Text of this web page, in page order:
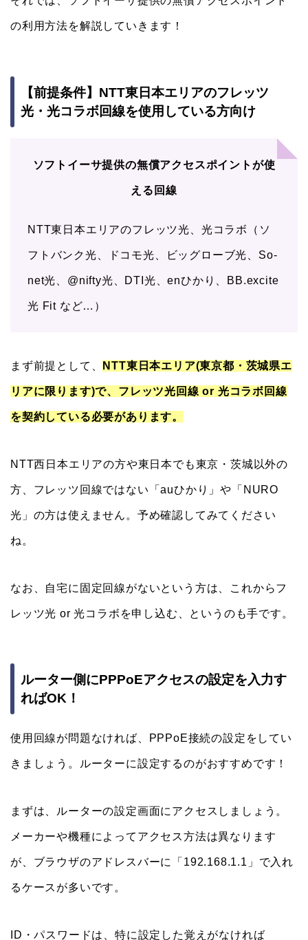
の利用方法を解説していきます！
【前提条件】NTT東日本エリアのフレッツ
光・光コラボ回線を使用している方向け
ソフトイーサ提供の無償アクセスポイントが使
える回線
NTT東日本エリアのフレッツ光、光コラボ（ソ
フトバンク光、ドコモ光、ビッグローブ光、So-
net光、@nifty光、DTI光、enひかり、BB.excite
光 Fit など…）
まず前提として、 NTT東日本エリア(東京都・茨城県エ
リアに限ります)で、フレッツ光回線 or 光コラボ回線
を契約している必要があります。
NTT西日本エリアの方や東日本でも東京・茨城以外の
方、フレッツ回線ではない「auひかり」や「NURO
光」の方は使えません。予め確認してみてください
ね。
なお、自宅に固定回線がないという方は、これからフ
レッツ光 or 光コラボを申し込む、というのも手です。
ルーター側にPPPoEアクセスの設定を入力す
ればOK！
使用回線が問題なければ、PPPoE接続の設定をしてい
きましょう。ルーターに設定するのがおすすめです！
まずは、ルーターの設定画面にアクセスしましょう。
メーカーや機種によってアクセス方法は異なります
が、ブラウザのアドレスバーに「192.168.1.1」で入れ
るケースが多いです。
ID・パスワードは、特に設定した覚えがなければ